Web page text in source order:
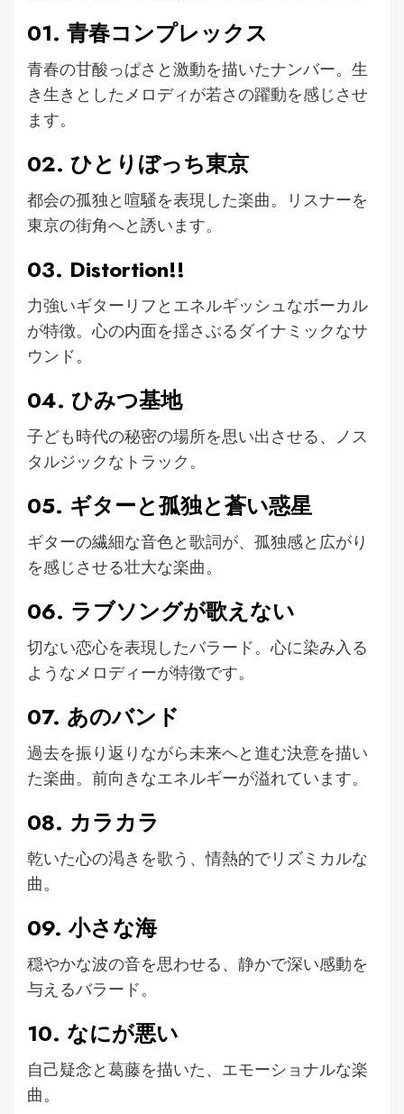
01. 青春コンプレックス
青春の甘酸っぱさと激動を描いたナンバー。生
き生きとしたメロディが若さの躍動を感じさせ
ます。
02. ひとりぼっち東京
都会の孤独と喧騒を表現した楽曲。リスナーを
東京の街角へと誘います。
03. Distortion!!
力強いギターリフとエネルギッシュなボーカル
が特徴。心の内面を揺さぶるダイナミックなサ
ウンド。
04. ひみつ基地
子ども時代の秘密の場所を思い出させる、ノス
タルジックなトラック。
05. ギターと孤独と蒼い惑星
ギターの繊細な音色と歌詞が、孤独感と広がり
を感じさせる壮大な楽曲。
06. ラブソングが歌えない
切ない恋心を表現したバラード。心に染み入る
ようなメロディーが特徴です。
07. あのバンド
過去を振り返りながら未来へと進む決意を描い
た楽曲。前向きなエネルギーが溢れています。
08. カラカラ
乾いた心の渇きを歌う、情熱的でリズミカルな
曲。
09. 小さな海
穏やかな波の音を思わせる、静かで深い感動を
与えるバラード。
10. なにが悪い
自己疑念と葛藤を描いた、エモーショナルな楽
曲。